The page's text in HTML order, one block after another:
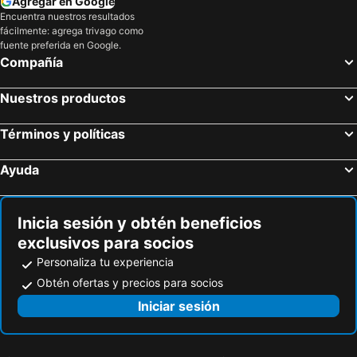
Quebec, Quebec Hoteles
Ottawa, Ontario Hoteles
Encuentra nuestros resultados
fácilmente: agrega trivago como
fuente preferida en Google.
Compañía
Nuestros productos
Términos y políticas
Ayuda
Inicia sesión y obtén beneficios
exclusivos para socios
Personaliza tu experiencia
Obtén ofertas y precios para socios
Iniciar sesión